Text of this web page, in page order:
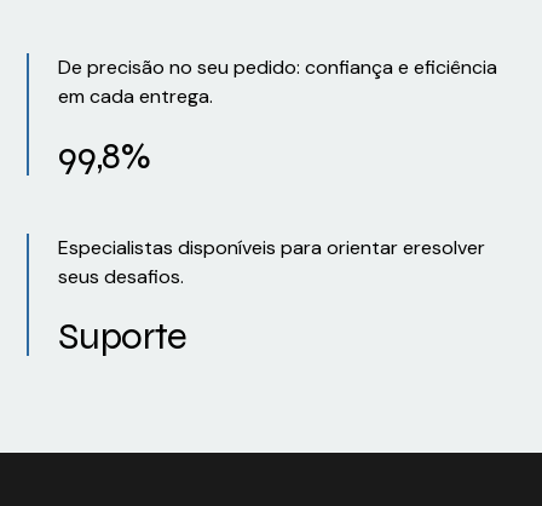
De precisão no seu pedido: confiança e eficiência
em cada entrega.
99,8%
Especialistas disponíveis para orientar eresolver
seus desafios.
Suporte